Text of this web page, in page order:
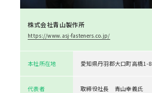
株式会社青山製作所
https://www.asj-fasteners.co.jp/
本社所在地 愛知県丹羽郡大口町高橋1-8
代表者 取締役社長 青山幸義氏